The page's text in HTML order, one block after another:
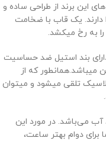
این برند از طراحی ساده و
یک قاب با ضخامت
به رخ میکشد.
بند استیل ضد حساسیت
که از
تلقی میشود و میتوان
می‌باشد. در مورد این
دوام بهتر ساعت،